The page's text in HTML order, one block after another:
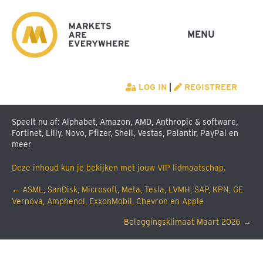
MENU
LOG IN REGISTREER
Speelt nu af: Alphabet, Amazon, AMD, Anthropic & software,
Fortinet, Lilly, Novo, Pfizer, Shell, Vestas, Palantir, PayPal en
meer
Deze inhoud kun je bekijken met jouw VIP lidmaatschap.
Posts
← ASML, SanDisk, Microsoft, Meta, Tesla, LVMH, SAP, KPN, GE
Vernova, Amphenol, ExxonMobil, Chevron en Apple
Beleggingsklimaat Maart 2026 →